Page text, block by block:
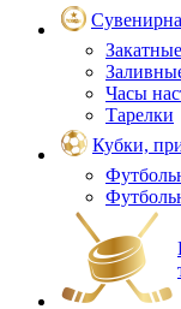
Часы
Тарелки
Кубки,